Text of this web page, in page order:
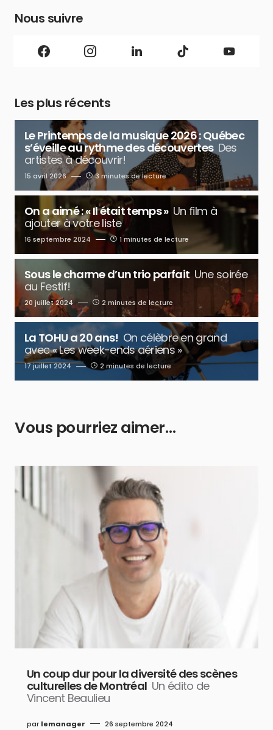
Nous suivre
Les plus récents
Le Printemps de la musique 2026 : Québec
s’éveille au rythme des découvertes Des
artistes à découvrir!
15 avril 2026 3 minutes de lecture
On a aimé : « Il était temps » Un film à
ajouter à votre liste
16 septembre 2024 1 minutes de lecture
Sous le charme d’un trio parfait Une soirée
au Festif!
20 juillet 2024 2 minutes de lecture
La TOHU a 20 ans! On célèbre en grand
avec « Les week-ends aériens »
17 juillet 2024 2 minutes de lecture
Vous pourriez aimer…
Un coup dur pour la diversité des scènes
culturelles de Montréal Un édito de
Vincent Beaulieu
par lemanager 26 septembre 2024